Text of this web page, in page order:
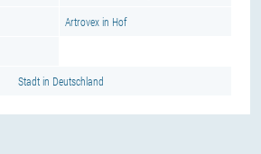
Artrovex in Hof
Stadt in Deutschland